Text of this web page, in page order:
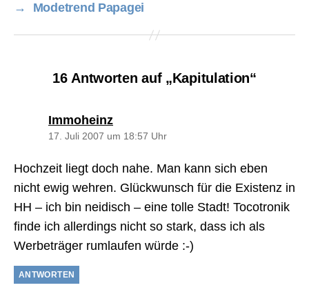
→
Modetrend Papagei
16 Antworten auf „Kapitulation“
Immoheinzsagt:
17. Juli 2007 um 18:57 Uhr
Hochzeit liegt doch nahe. Man kann sich eben
nicht ewig wehren. Glückwunsch für die Existenz in
HH – ich bin neidisch – eine tolle Stadt! Tocotronik
finde ich allerdings nicht so stark, dass ich als
Werbeträger rumlaufen würde :-)
ANTWORTEN